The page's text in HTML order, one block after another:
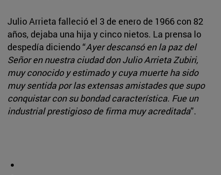
Julio Arrieta falleció el 3 de enero de 1966 con 82
años, dejaba una hija y cinco nietos. La prensa lo
despedía diciendo “Ayer descansó en la paz del
Señor en nuestra ciudad don Julio Arrieta Zubiri,
muy conocido y estimado y cuya muerte ha sido
muy sentida por las extensas amistades que supo
conquistar con su bondad característica. Fue un
industrial prestigioso de firma muy acreditada”.